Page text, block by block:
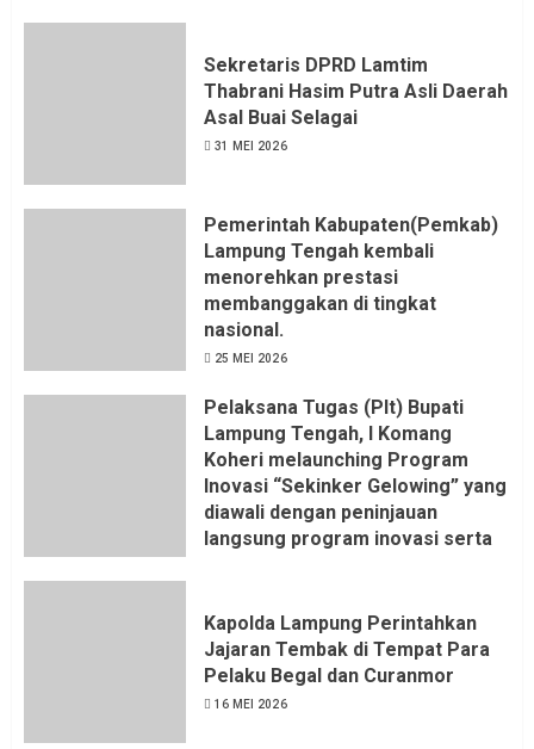
Sekretaris DPRD Lamtim
Thabrani Hasim Putra Asli Daerah
Asal Buai Selagai
31 MEI 2026
Pemerintah Kabupaten(Pemkab)
Lampung Tengah kembali
menorehkan prestasi
membanggakan di tingkat
nasional.
25 MEI 2026
Pelaksana Tugas (Plt) Bupati
Lampung Tengah, I Komang
Koheri melaunching Program
Inovasi “Sekinker Gelowing” yang
diawali dengan peninjauan
langsung program inovasi serta
Bandar Jaya Barat, Kecamatan
Terbanggi Besar, Rabu
(20/05/2026).
21 MEI 2026
Kapolda Lampung Perintahkan
Jajaran Tembak di Tempat Para
Pelaku Begal dan Curanmor
16 MEI 2026